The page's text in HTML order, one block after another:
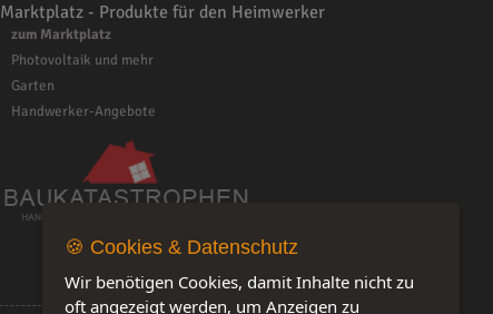
Marktplatz - Produkte für den Heimwerker
zum Marktplatz
Photovoltaik und mehr
Garten
Handwerker-Angebote
🍪 Cookies & Datenschutz
Wir benötigen Cookies, damit Inhalte nicht zu
oft angezeigt werden, um Anzeigen zu